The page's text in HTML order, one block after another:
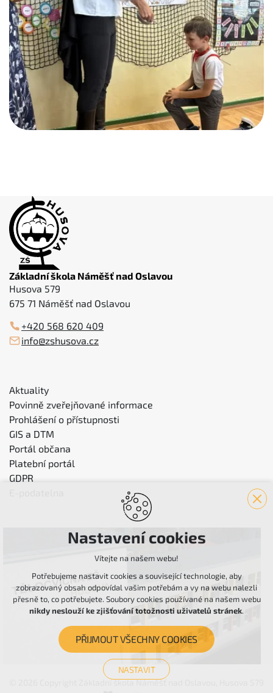
Základní škola Náměšť nad Oslavou
Husova 579
675 71 Náměšť nad Oslavou
+420 568 620 409
info@zshusova.cz
Aktuality
Povinně zveřejňované informace
Prohlášení o přístupnosti
GIS a DTM
Portál občana
Platební portál
GDPR
© 2026 Copyright Základní škola Náměšť nad Oslavou, Husova 579
Nastavení cookies
Vítejte na našem webu!
Potřebujeme nastavit cookies a související technologie, aby
zobrazovaný obsah odpovídal vašim potřebám a vy na webu nalezli
přesně to, co potřebujete. Soubory cookies používané na našem webu
nikdy neslouží ke zjišťování totožnosti uživatelů stránek.
PŘIJMOUT VŠECHNY COOKIES
NASTAVIT